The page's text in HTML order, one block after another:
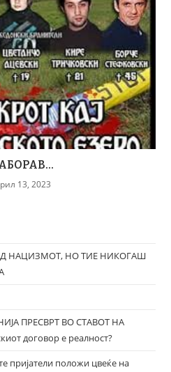
13, 2023
НАЦИЗМОТ, НО ТИЕ НИКОГАШ
ПРЕСВРТ ВО СТАВОТ НА
договор е реалност?
пријатели положи цвеќе на